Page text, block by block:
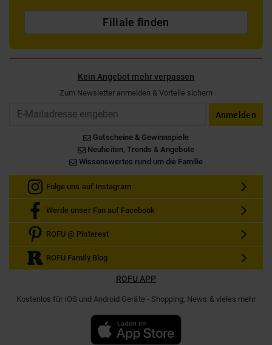
Filiale finden
Kein Angebot mehr verpassen
Zum Newsletter anmelden & Vorteile sichern
Anmelden
Gutscheine & Gewinnspiele
Neuheiten, Trends & Angebote
Wissenswertes rund um die Familie
Folge uns auf Instagram
Werde unser Fan auf Facebook
ROFU @ Pinterest
ROFU Family Blog
ROFU APP
Kostenlos für iOS und Android Geräte - Shopping, News & vieles mehr